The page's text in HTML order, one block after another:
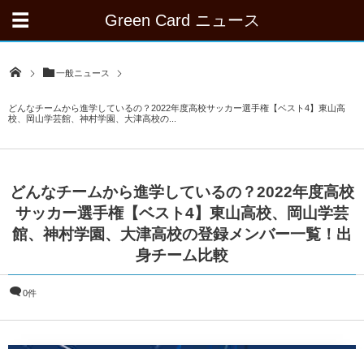
Green Card ニュース
一般ニュース
どんなチームから進学しているの？2022年度高校サッカー選手権【ベスト4】東山高
校、岡山学芸館、神村学園、大津高校の...
どんなチームから進学しているの？2022年度高校
サッカー選手権【ベスト4】東山高校、岡山学芸
館、神村学園、大津高校の登録メンバー一覧！出
身チーム比較
0件